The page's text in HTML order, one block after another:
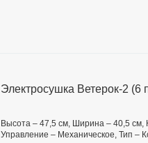
Электросушка Ветерок-2
Высота – 47,5 см, Ширина – 40,5 см,
Управление – Механическое, Тип –